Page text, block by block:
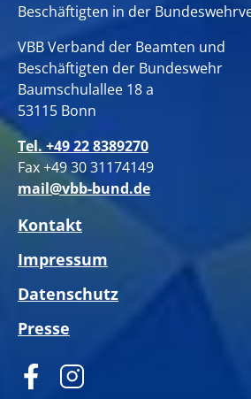
Beschäftigten in der
VBB Verband der Beamten und
Beschäftigten der Bundeswehr
Baumschulallee 18 a
53115 Bonn
Tel. +49 22 8389270
Fax +49 30 31174149
mail@vbb-bund.de
Kontakt
Impressum
Datenschutz
Presse